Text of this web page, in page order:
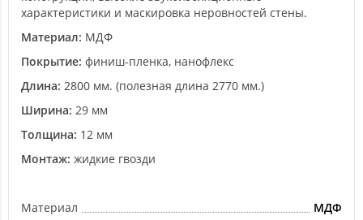
характеристики и маскировка неровностей стены.
Материал: МДФ
Покрытие: финиш-пленка, нанофлекс
Длина: 2800 мм. (полезная длина 2770 мм.)
Ширина: 29 мм
Толщина: 12 мм
Монтаж: жидкие гвозди
Материал МДФ